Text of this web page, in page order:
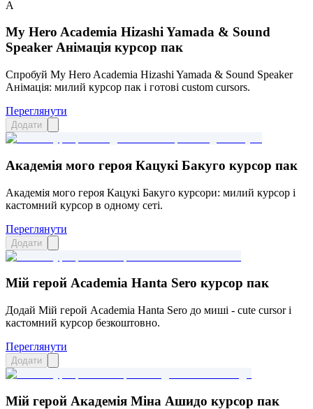
A
My Hero Academia Hizashi Yamada & Sound
Speaker Анімація курсор пак
Спробуй My Hero Academia Hizashi Yamada & Sound Speaker
Анімація: милий курсор пак і готові custom cursors.
Переглянути
Додати
Академія мого героя Кацукі Бакуго курсор пак
Академія мого героя Кацукі Бакуго курсори: милий курсор і
кастомний курсор в одному сеті.
Переглянути
Додати
Мій герой Academia Hanta Sero курсор пак
Додай Мій герой Academia Hanta Sero до миші - cute cursor і
кастомний курсор безкоштовно.
Переглянути
Додати
Мій герой Академія Міна Ашидо курсор пак